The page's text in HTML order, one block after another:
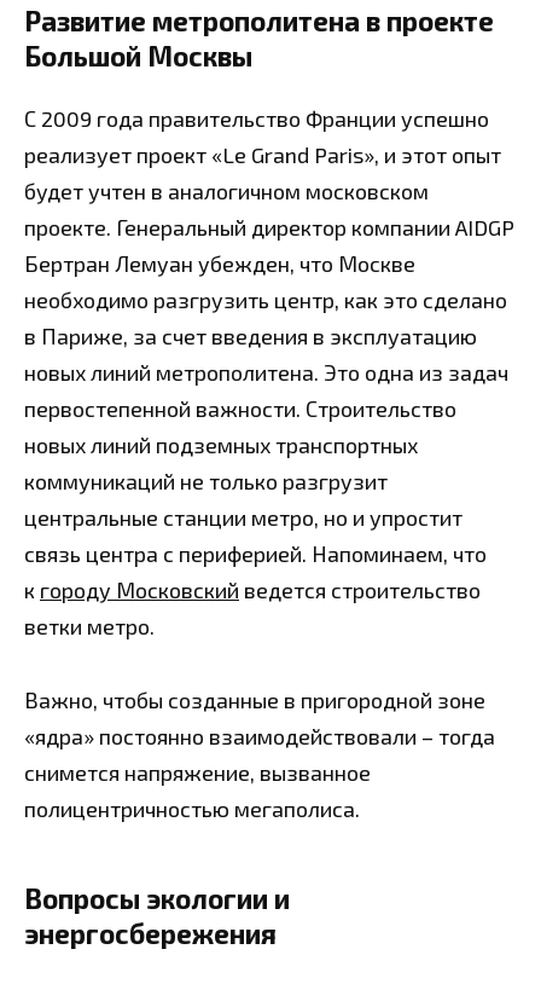
Развитие метрополитена в проекте
Большой Москвы
С 2009 года правительство Франции успешно
реализует проект «Le Grand Paris», и этот опыт
будет учтен в аналогичном московском
проекте. Генеральный директор компании AIDGP
Бертран Лемуан убежден, что Москве
необходимо разгрузить центр, как это сделано
в Париже, за счет введения в эксплуатацию
новых линий метрополитена. Это одна из задач
первостепенной важности. Строительство
новых линий подземных транспортных
коммуникаций не только разгрузит
центральные станции метро, но и упростит
связь центра с периферией. Напоминаем, что
к городу Московский ведется строительство
ветки метро.
Важно, чтобы созданные в пригородной зоне
«ядра» постоянно взаимодействовали – тогда
снимется напряжение, вызванное
полицентричностью мегаполиса.
Вопросы экологии и
энергосбережения